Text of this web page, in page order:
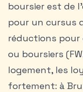
boursier est de
pour un cursus
réductions pour
ou boursiers
logement, les
fortement: à